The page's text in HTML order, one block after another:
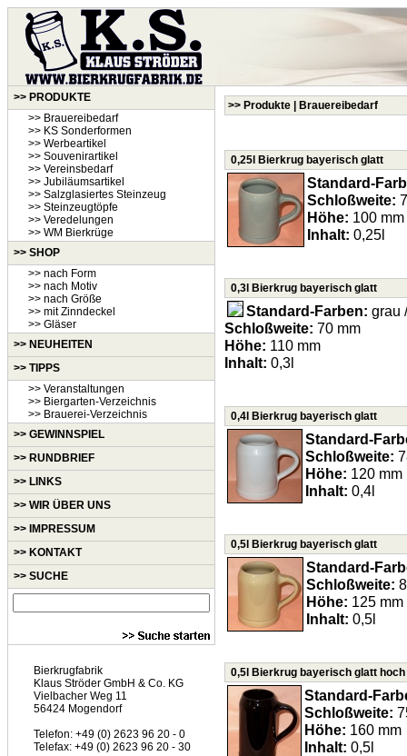
>> PRODUKTE
>> Brauereibedarf
>> KS Sonderformen
>> Werbeartikel
>> Souvenirartikel
>> Vereinsbedarf
>> Jubiläumsartikel
>> Salzglasiertes Steinzeug
>> Steinzeugtöpfe
>> Veredelungen
>> WM Bierkrüge
>> SHOP
>> nach Form
>> nach Motiv
>> nach Größe
>> mit Zinndeckel
>> Gläser
>> NEUHEITEN
>> TIPPS
>> Veranstaltungen
>> Biergarten-Verzeichnis
>> Brauerei-Verzeichnis
>> GEWINNSPIEL
>> RUNDBRIEF
>> LINKS
>> WIR ÜBER UNS
>> IMPRESSUM
>> KONTAKT
>> SUCHE
Bierkrugfabrik
Klaus Ströder GmbH & Co. KG
Vielbacher Weg 11
56424 Mogendorf
Telefon: +49 (0) 2623 96 20 - 0
Telefax: +49 (0) 2623 96 20 - 30
>> Produkte | Brauereibedarf
0,25l Bierkrug bayerisch glatt
Standard-
Schloßweite:
Höhe: 100 mm
Inhalt: 0,25l
0,3l Bierkrug bayerisch glatt
Standard-Farben: grau
Schloßweite: 70 mm
Höhe: 110 mm
Inhalt: 0,3l
0,4l Bierkrug bayerisch glatt
Standard-
Schloßweite:
Höhe: 120 mm
Inhalt: 0,4l
0,5l Bierkrug bayerisch glatt
Standard-
Schloßweite:
Höhe: 125 mm
Inhalt: 0,5l
0,5l Bierkrug bayerisch glatt hoch
Standard-
Schloßweite:
Höhe: 160 mm
Inhalt: 0,5l